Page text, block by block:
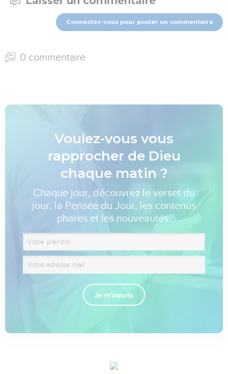
Connectez-vous pour poster un commentaire
0 commentaire
Voulez-vous vous
rapprocher de Dieu
chaque matin ?
Chaque jour, découvrez le verset du
jour, la Pensée du Jour, les contenus
phares et les nouveautés.
Je m'inscris